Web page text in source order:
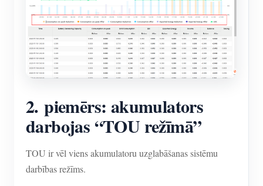
2. piemērs: akumulators
darbojas “TOU režīmā”
TOU ir vēl viens akumulatoru uzglabāšanas sistēmu
darbības režīms.